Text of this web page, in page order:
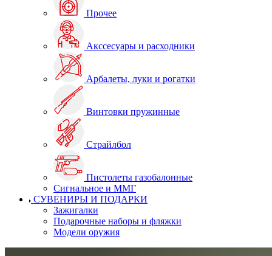
Прочее
Акссесуары и расходники
Арбалеты, луки и рогатки
Винтовки пружинные
Страйлбол
Пистолеты газобалонные
Сигнальное и ММГ
СУВЕНИРЫ И ПОДАРКИ
Зажигалки
Подарочные наборы и фляжки
Модели оружия